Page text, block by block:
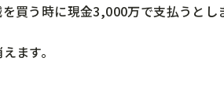
買う時に現金3,000万で支払うとし
ます。